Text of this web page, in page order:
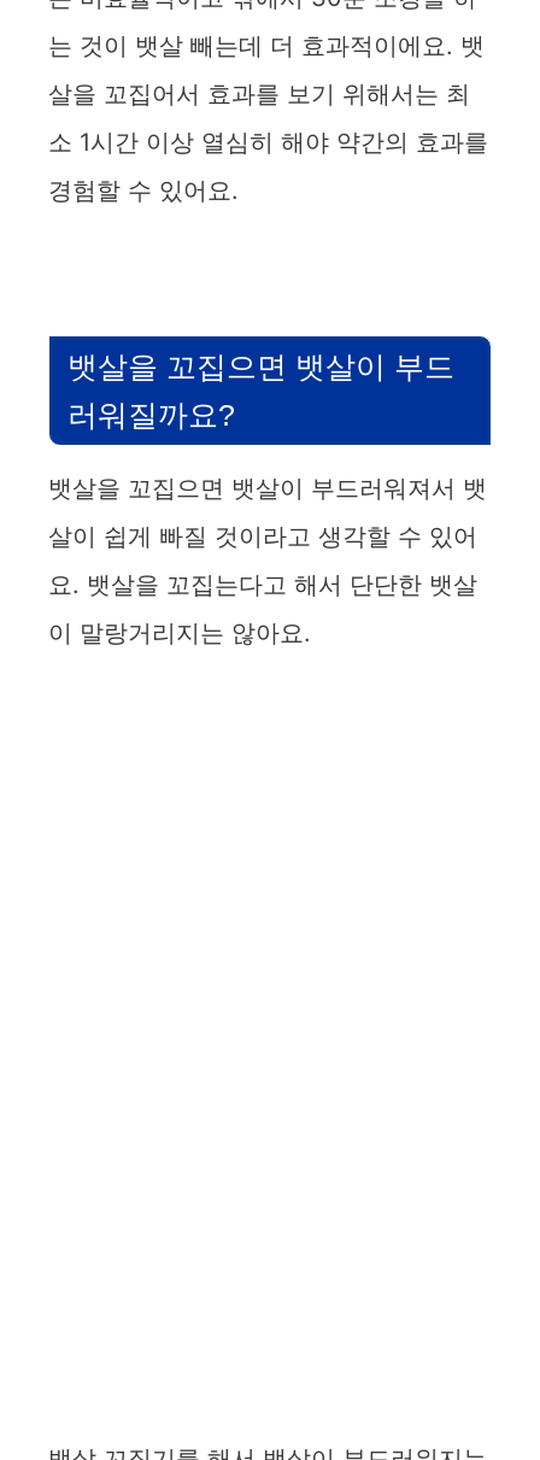
는 것이 뱃살 빼는데 더 효과적이에요. 뱃
살을 꼬집어서 효과를 보기 위해서는 최
소 1시간 이상 열심히 해야 약간의 효과를
경험할 수 있어요.
뱃살을 꼬집으면 뱃살이 부드
러워질까요?
뱃살을 꼬집으면 뱃살이 부드러워져서 뱃
살이 쉽게 빠질 것이라고 생각할 수 있어
요. 뱃살을 꼬집는다고 해서 단단한 뱃살
이 말랑거리지는 않아요.